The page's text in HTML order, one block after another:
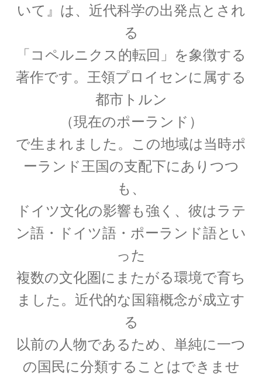
物理学者のまとめ
20世紀生まれの
レンツ_Heinrich Friedrich Emil Lenz 【変動磁場_誘導
起電力を法則化】
【トピック】
受勲について
【イギリスの叙勲・など】
いて』は、近代科学の出発点とされ
る
「コペルニクス的転回」を象徴する
著作です。王領プロイセンに属する
都市トルン
（現在のポーランド）
で生まれました。この地域は当時ポ
ーランド王国の支配下にありつつ
も、
ドイツ文化の影響も強く、彼はラテ
ン語・ドイツ語・ポーランド語とい
った
複数の文化圏にまたがる環境で育ち
ました。近代的な国籍概念が成立す
る
以前の人物であるため、単純に一つ
の国民に分類することはできませ